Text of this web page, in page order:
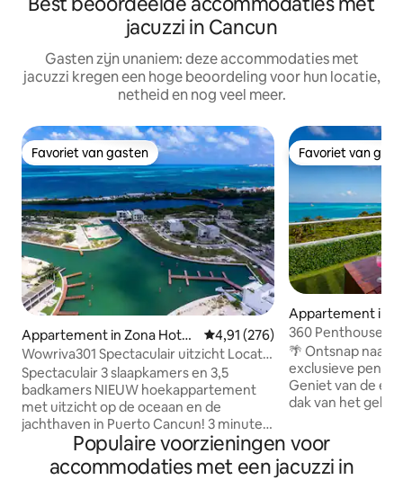
jacuzzi in Cancun
Gasten zijn unaniem: deze accommodaties met
jacuzzi kregen een hoge beoordeling voor hun locatie,
netheid en nog veel meer.
Favoriet van gasten
Favoriet van gasten
Appartement in Zona Hotel
era
Gemiddelde beoordeling van
4,91 (276)
Wowriva301 Spectaculair uitzicht Locatie
Dream 3 BR
Spectaculair 3 slaapkamers en 3,5
badkamers NIEUW hoekappartement
met uitzicht op de oceaan en de
jachthaven in Puerto Cancun! 3 minuten
lopen naar Starbucks en winkelcentrum,
restaurants, tien minuten lopen naar
privéstrand. Prachtige voorzieningen -
Favoriet van
Favoriet van
Appartement in
era
360 Penthouse -
zwembad op het
🌴 Ontsnap naar
exclusieve
Geniet van de
dak van het
Direct tegenover
veerboot naar Isla
vijf minuten van
Populaire voorzieningen voor
accommodaties met een jacuzzi in